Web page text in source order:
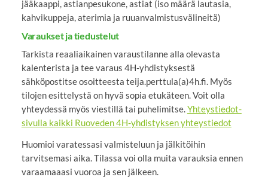
jääkaappi, astianpesukone, astiat (iso määrä lautasia,
kahvikuppeja, aterimia ja ruuanvalmistusvälineitä)
Varaukset ja tiedustelut
Tarkista reaaliaikainen varaustilanne alla olevasta
kalenterista ja tee varaus 4H-yhdistyksestä
sähköpostitse osoitteesta teija.perttula(a)4h.fi. Myös
tilojen esittelystä on hyvä sopia etukäteen. Voit olla
yhteydessä myös viestillä tai puhelimitse.Yhteystiedot-
sivulla kaikki Ruoveden 4H-yhdistyksen yhteystiedot
Huomioi varatessasi valmisteluun ja jälkitöihin
tarvitsemasi aika. Tilassa voi olla muita varauksia ennen
varaamaaasi vuoroa ja sen jälkeen.